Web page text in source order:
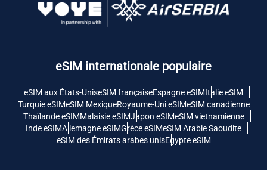
eSIM internationale populaire
eSIM aux États-UniseSIM françaiseEspagne eSIMItalie eSIM
Turquie eSIMeSIM MexiqueRoyaume-Uni eSIMeSIM canadienne
Thaïlande eSIMMalaisie eSIMJapon eSIMeSIM vietnamienne
Inde eSIMAllemagne eSIMGrèce eSIMeSIM Arabie Saoudite
eSIM des Émirats arabes unisEgypte eSIM